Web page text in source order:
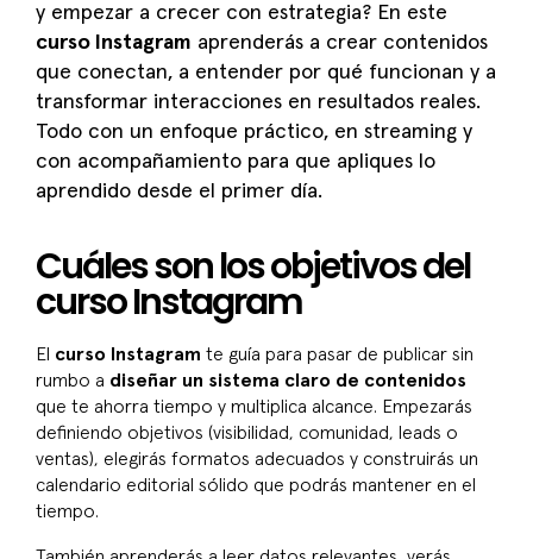
y empezar a crecer con estrategia? En este
curso Instagram aprenderás a crear contenidos
que conectan, a entender por qué funcionan y a
transformar interacciones en resultados reales.
Todo con un enfoque práctico, en streaming y
con acompañamiento para que apliques lo
aprendido desde el primer día.
Cuáles son los objetivos del
curso Instagram
El curso Instagram te guía para pasar de publicar sin
rumbo a diseñar un sistema claro de contenidos
que te ahorra tiempo y multiplica alcance. Empezarás
definiendo objetivos (visibilidad, comunidad, leads o
ventas), elegirás formatos adecuados y construirás un
calendario editorial sólido que podrás mantener en el
tiempo.